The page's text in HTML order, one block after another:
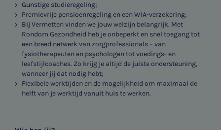
Gunstige studieregeling;
Premievrije pensioenregeling en een WIA-verzekering;
Bij Vermetten vinden we jouw welzijn belangrijk. Met
Rondom Gezondheid heb je onbeperkt en snel toegang tot
een breed netwerk van zorgprofessionals – van
fysiotherapeuten en psychologen tot voedings- en
leefstijlcoaches. Zo krijg je altijd de juiste ondersteuning,
wanneer jij dat nodig hebt;
Flexibele werktijden en de mogelijkheid om maximaal de
helft van je werktijd vanuit huis te werken.